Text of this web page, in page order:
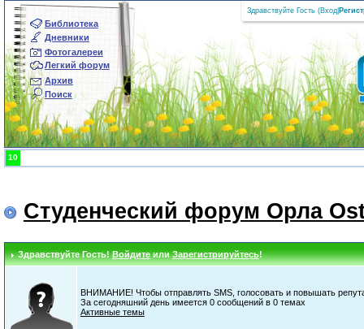
Библиотека
Дневники
Фотогалереи
Легкий форум
Архив
Поиск
Здравствуйте Гость (Вход
10
Студенческий форум Орла
Здравствуйте Гость!ВойдитеилиЗарегистрируйтесь!
ВНИМАНИЕ! Чтобы отправлять SMS, голосовать и повышать
За сегодняшний день имеется 0 сообщений в 0 темах
Активные темы